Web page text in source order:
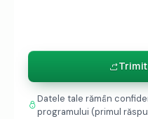
Datele tale rămân
programului (primul